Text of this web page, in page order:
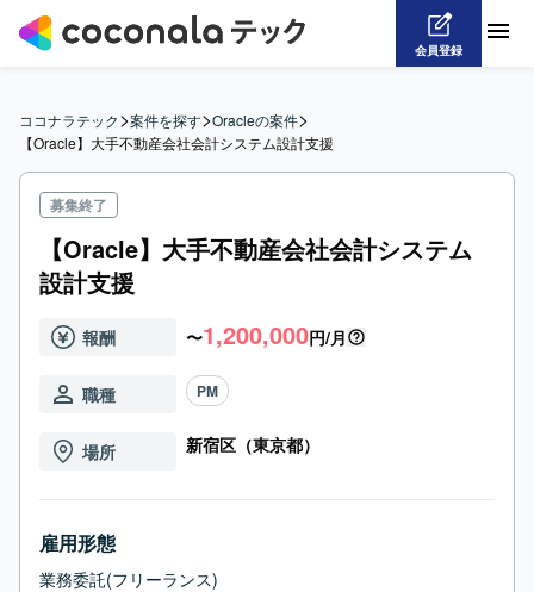
会員登録
ココナラテック>案件を探す>Oracleの案件>
【Oracle】大手不動産会社会計システム設計支援
募集終了
【Oracle】大手不動産会社会計システム
設計支援
報酬 〜1,200,000円/月
職種 PM
場所 新宿区（東京都）
雇用形態
業務委託(フリーランス)